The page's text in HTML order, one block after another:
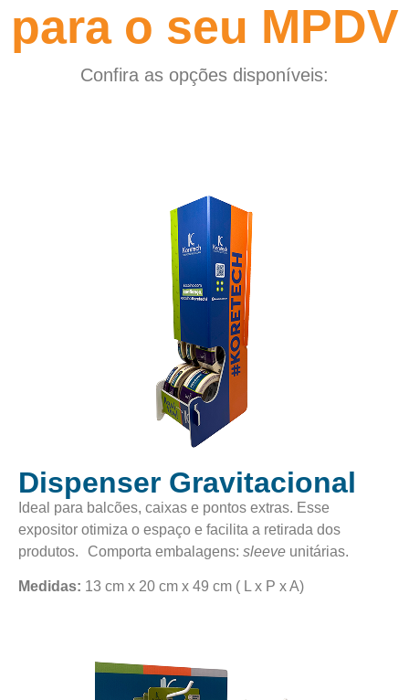
para o seu MPDV
Confira as opções disponíveis:
Dispenser Gravitacional
Ideal para balcões, caixas e pontos extras. Esse
expositor otimiza o espaço e facilita a retirada dos
produtos. Comporta embalagens: sleeve unitárias.
Medidas: 13 cm x 20 cm x 49 cm ( L x P x A)